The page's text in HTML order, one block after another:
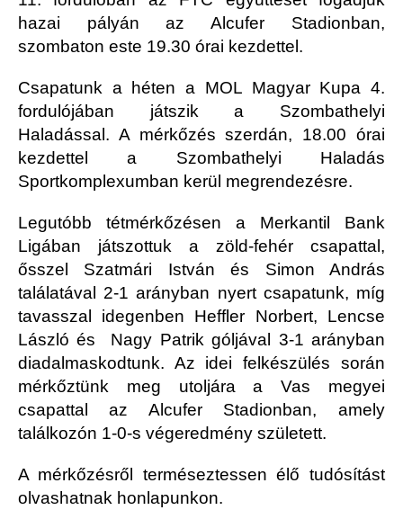
hazai pályán az Alcufer Stadionban,
szombaton este 19.30 órai kezdettel.
Csapatunk a héten a MOL Magyar Kupa 4.
fordulójában játszik a Szombathelyi
Haladással. A mérkőzés szerdán, 18.00 órai
kezdettel a Szombathelyi Haladás
Sportkomplexumban kerül megrendezésre.
Legutóbb tétmérkőzésen a Merkantil Bank
Ligában játszottuk a zöld-fehér csapattal,
ősszel Szatmári István és Simon András
találatával 2-1 arányban nyert csapatunk, míg
tavasszal idegenben Heffler Norbert, Lencse
László és Nagy Patrik góljával 3-1 arányban
diadalmaskodtunk. Az idei felkészülés során
mérkőztünk meg utoljára a Vas megyei
csapattal az Alcufer Stadionban, amely
találkozón 1-0-s végeredmény született.
A mérkőzésről terméseztessen élő tudósítást
olvashatnak honlapunkon.